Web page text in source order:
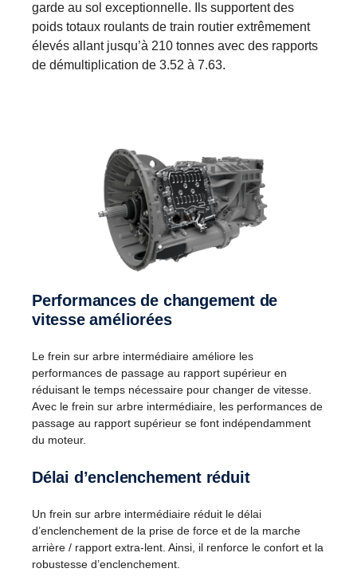
garde au sol exceptionnelle. Ils supportent des
poids totaux roulants de train routier extrêmement
élevés allant jusqu’à 210 tonnes avec des rapports
de démultiplication de 3.52 à 7.63.
Performances de changement de
vitesse améliorées
Le frein sur arbre intermédiaire améliore les
performances de passage au rapport supérieur en
réduisant le temps nécessaire pour changer de vitesse.
Avec le frein sur arbre intermédiaire, les performances de
passage au rapport supérieur se font indépendamment
du moteur.
Délai d’enclenchement réduit
Un frein sur arbre intermédiaire réduit le délai
d’enclenchement de la prise de force et de la marche
arrière / rapport extra-lent. Ainsi, il renforce le confort et la
robustesse d’enclenchement.